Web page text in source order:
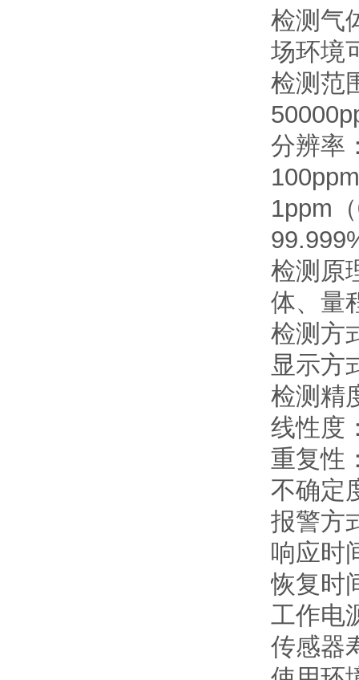
检测气
场环境
检测范
分辨率
1ppm
检测原
体、量
检测方
显示方
检测精
线性度
重复性
不确定
报警方
响应时
恢复时
工作电
传感器